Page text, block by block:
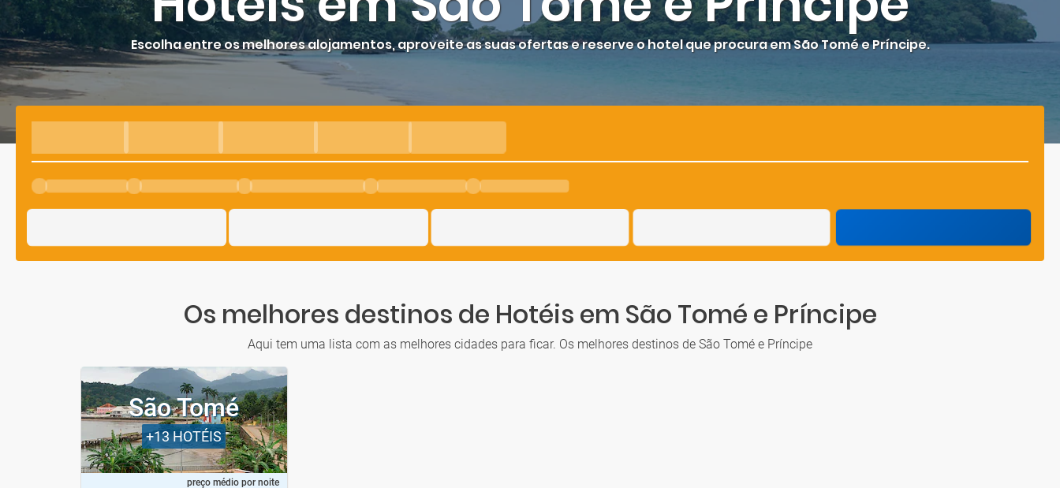
Escolha entre os melhores alojamentos, aproveite as suas ofertas e reserve o hotel que procura em São Tomé e Príncipe.
Os melhores destinos de Hotéis em São Tomé e Príncipe
Aqui tem uma lista com as melhores cidades para ficar. Os melhores destinos de São Tomé e Príncipe
São Tomé
+13HOTÉIS
preço médio por noite